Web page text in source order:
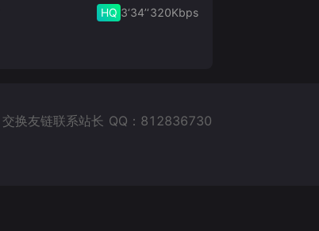
HQ 3‘34’‘320Kbps
交换友链联系站长 QQ：812836730